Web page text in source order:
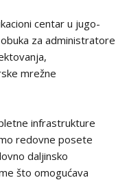
centar u jugo-
za administratore
mrežne
infrastrukture
redovne posete
daljinsko
što omogućava